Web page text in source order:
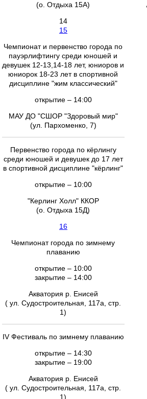
(о. Отдыха 15А)
14
15
Чемпионат и первенство города по
пауэрлифтингу cреди юношей и
девушек 12-13,14-18 лет, юниоров и
юниорок 18-23 лет в спортивной
дисциплине "жим классический"
открытие – 14:00
МАУ ДО "СШОР "Здоровый мир"
(ул. Пархоменко, 7)
Первенство города по кёрлингу
среди юношей и девушек до 17 лет
в спортивной дисциплине "кёрлинг"
открытие – 10:00
"Керлинг Холл" ККОР
(о. Отдыха 15Д)
16
Чемпионат города по зимнему
плаванию
открытие – 10:00
закрытие – 14:00
Акватория р. Енисей
( ул. Судостроительная, 117а, стр.
1)
IV Фестиваль по зимнему плаванию
открытие – 14:30
закрытие – 19:00
Акватория р. Енисей
( ул. Судостроительная, 117а, стр.
1)